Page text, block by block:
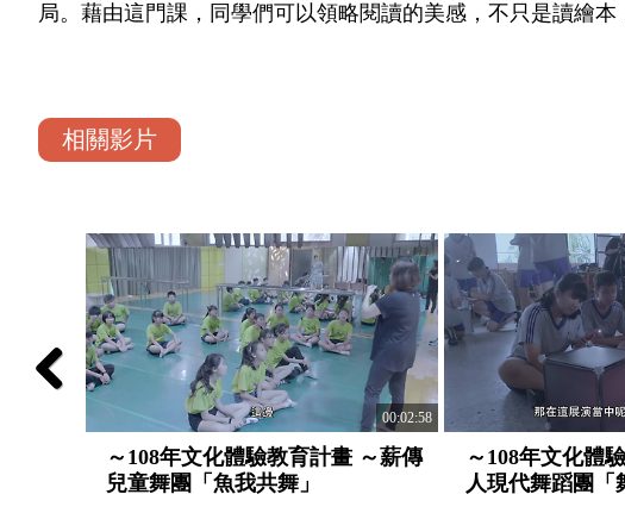
局。藉由這門課，同學們可以領略閱讀的美感，不只是讀繪
相關影片
00:02:58
～108年文化體驗教育計畫 ～薪傳
兒童舞團「魚我共舞」
～108年文化體
人現代舞蹈團「